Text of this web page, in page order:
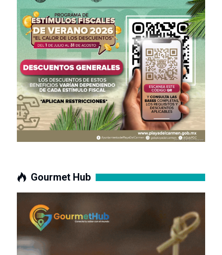
Gourmet Hub